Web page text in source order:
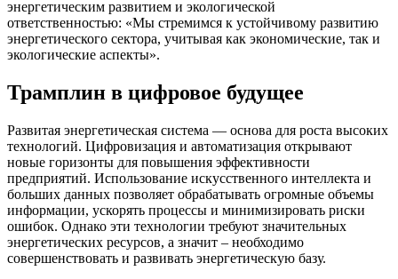
энергетическим развитием и экологической
ответственностью: «Мы стремимся к устойчивому развитию
энергетического сектора, учитывая как экономические, так и
экологические аспекты».
Трамплин в цифровое будущее
Развитая энергетическая система — основа для роста высоких
технологий. Цифровизация и автоматизация открывают
новые горизонты для повышения эффективности
предприятий. Использование искусственного интеллекта и
больших данных позволяет обрабатывать огромные объемы
информации, ускорять процессы и минимизировать риски
ошибок. Однако эти технологии требуют значительных
энергетических ресурсов, а значит – необходимо
совершенствовать и развивать энергетическую базу.